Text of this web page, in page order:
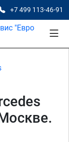
+7 499 113-46-91